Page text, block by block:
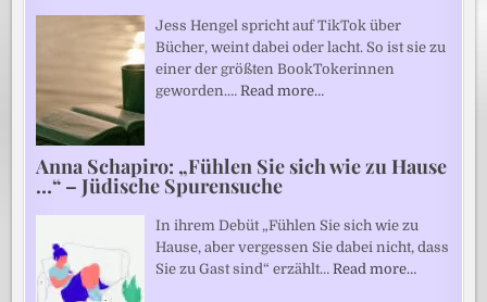
Jess Hengel spricht auf TikTok über
Bücher, weint dabei oder lacht. So ist sie zu
einer der größten BookTokerinnen
geworden.…Read more…
Anna Schapiro: „Fühlen Sie sich wie zu Hause
…“ – Jüdische Spurensuche
In ihrem Debüt „Fühlen Sie sich wie zu
Hause, aber vergessen Sie dabei nicht, dass
Sie zu Gast sind“ erzählt…Read more…